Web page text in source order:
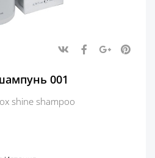
001
shine shampoo